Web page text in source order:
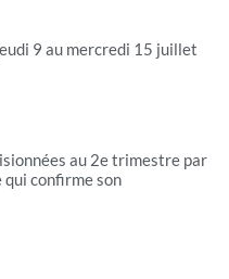
9 au mercredi 15 juillet
au 2e trimestre par
qui confirme son